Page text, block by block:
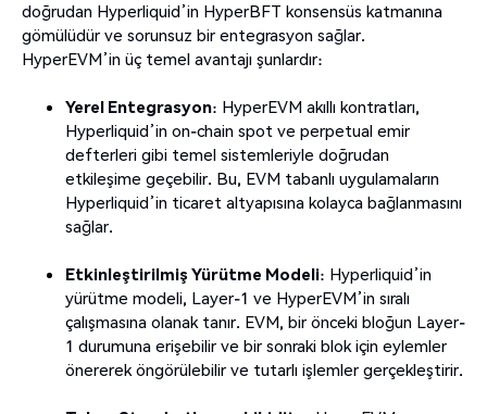
doğrudan Hyperliquid’in HyperBFT konsensüs katmanına
gömülüdür ve sorunsuz bir entegrasyon sağlar.
HyperEVM’in üç temel avantajı şunlardır:
Yerel Entegrasyon: HyperEVM akıllı kontratları,
Hyperliquid’in on-chain spot ve perpetual emir
defterleri gibi temel sistemleriyle doğrudan
etkileşime geçebilir. Bu, EVM tabanlı uygulamaların
Hyperliquid’in ticaret altyapısına kolayca bağlanmasını
sağlar.
Etkinleştirilmiş Yürütme Modeli: Hyperliquid’in
yürütme modeli, Layer-1 ve HyperEVM’in sıralı
çalışmasına olanak tanır. EVM, bir önceki bloğun Layer-
1 durumuna erişebilir ve bir sonraki blok için eylemler
önererek öngörülebilir ve tutarlı işlemler gerçekleştirir.